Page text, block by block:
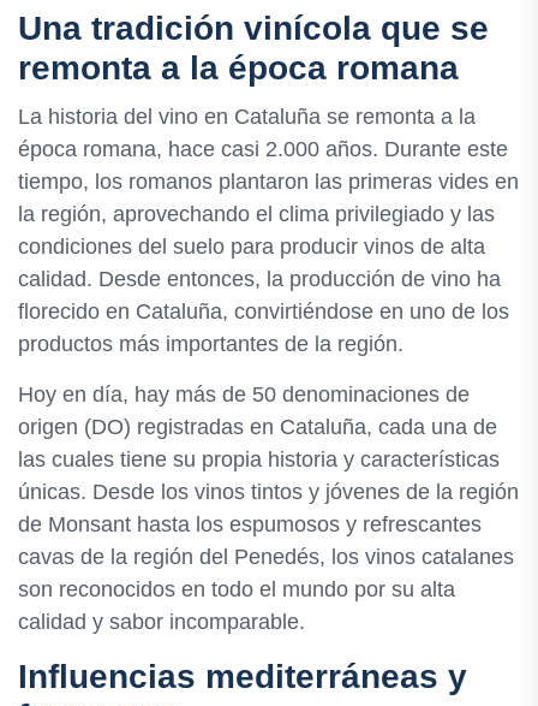
Una tradición vinícola que se
remonta a la época romana
La historia del vino en Cataluña se remonta a la
época romana, hace casi 2.000 años. Durante este
tiempo, los romanos plantaron las primeras vides en
la región, aprovechando el clima privilegiado y las
condiciones del suelo para producir vinos de alta
calidad. Desde entonces, la producción de vino ha
florecido en Cataluña, convirtiéndose en uno de los
productos más importantes de la región.
Hoy en día, hay más de 50 denominaciones de
origen (DO) registradas en Cataluña, cada una de
las cuales tiene su propia historia y características
únicas. Desde los vinos tintos y jóvenes de la región
de Monsant hasta los espumosos y refrescantes
cavas de la región del Penedés, los vinos catalanes
son reconocidos en todo el mundo por su alta
calidad y sabor incomparable.
Influencias mediterráneas y